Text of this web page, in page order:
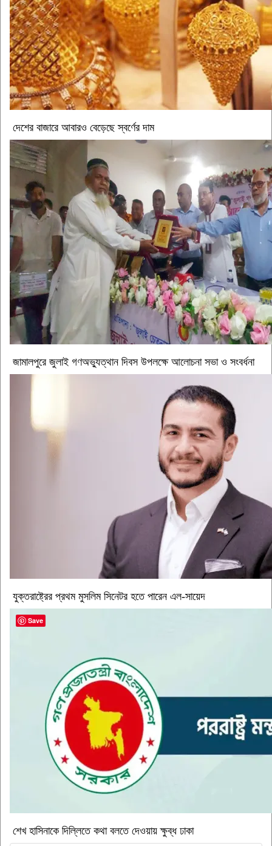
দেশের বাজারে আবারও বেড়েছে স্বর্ণের দাম
জামালপুরে জুলাই গণঅভ্যুত্থান দিবস উপলক্ষে আলোচনা সভা ও সংবর্ধনা
যুক্তরাষ্ট্রের প্রথম মুসলিম সিনেটর হতে পারেন এল-সায়েদ
শেখ হাসিনাকে দিল্লিতে কথা বলতে দেওয়ায় ক্ষুব্ধ ঢাকা
Save